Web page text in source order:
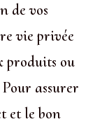
de vos
vie privée
produits ou
Pour assurer
et le bon